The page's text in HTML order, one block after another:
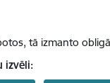
tā izmanto
izvēli: